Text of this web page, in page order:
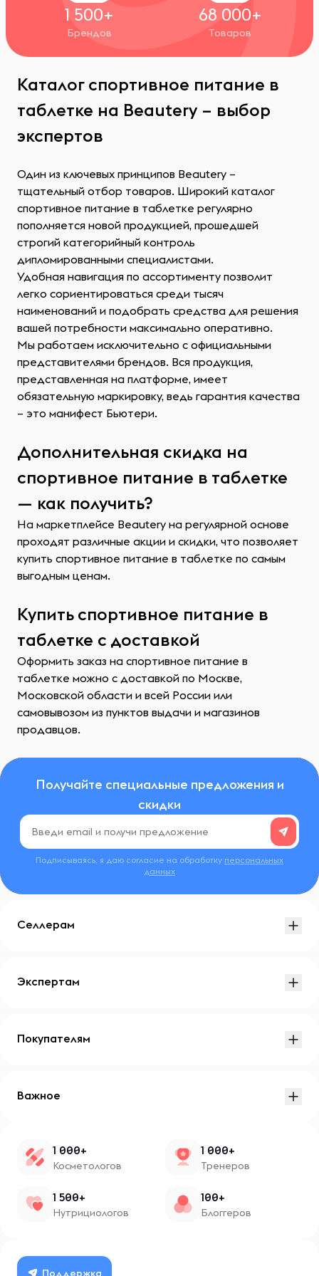
1 500+
Брендов
68 000+
Товаров
Каталог спортивное питание в
таблетке на Beautery – выбор
экспертов
Один из ключевых принципов Beautery –
тщательный отбор товаров. Широкий каталог
спортивное питание в таблетке регулярно
пополняется новой продукцией, прошедшей
строгий категорийный контроль
дипломированными специалистами.
Удобная навигация по ассортименту позволит
легко сориентироваться среди тысяч
наименований и подобрать средства для решения
вашей потребности максимально оперативно.
Мы работаем исключительно с официальными
представителями брендов. Вся продукция,
представленная на платформе, имеет
обязательную маркировку, ведь гарантия качества
– это манифест Бьютери.
Дополнительная скидка на
спортивное питание в таблетке
— как получить?
На маркетплейсе Beautery на регулярной основе
проходят различные акции и скидки, что позволяет
купить спортивное питание в таблетке по самым
выгодным ценам.
Купить спортивное питание в
таблетке с доставкой
Оформить заказ на спортивное питание в
таблетке можно с доставкой по Москве,
Московской области и всей России или
самовывозом из пунктов выдачи и магазинов
продавцов.
Получайте специальные предложения и
скидки
Подписываясь, я даю согласие на обработку персональных
данных
Селлерам
Экспертам
Покупателям
Важное
1 000+
Косметологов
1 000+
Тренеров
1 500+
Нутрициологов
100+
Блоггеров
Поддержка